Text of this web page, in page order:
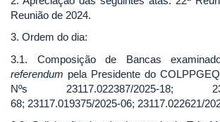
Reunião de 2024.
3. Ordem do dia:
3.1. Composição de Bancas
referendum pela Presidente do COLPPGEQ
Nºs 23117.022387/2025-18;
68; 23117.019375/2025-06; 23117.022621/